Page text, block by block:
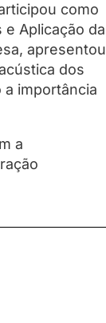
como
Aplicação da
apresentou
dos
importância
a